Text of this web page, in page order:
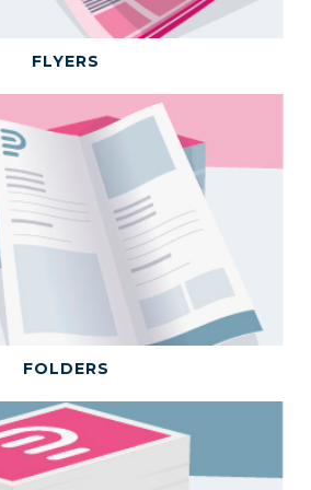
BEKIJK DIT PRODUCT
FLYERS
BEKIJK DIT PRODUCT
FOLDERS